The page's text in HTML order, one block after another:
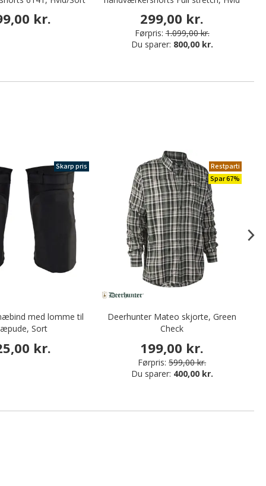
kr. 299,00 kr.
Førpris: 1.099,00 kr.
Du sparer: 800,00 kr.
Skarp pris
med lomme til
Sort
kr.
Restparti
Spar 67%
Deerhunter Mateo skjorte, Green
Check
199,00 kr.
Førpris: 599,00 kr.
Du sparer: 400,00 kr.